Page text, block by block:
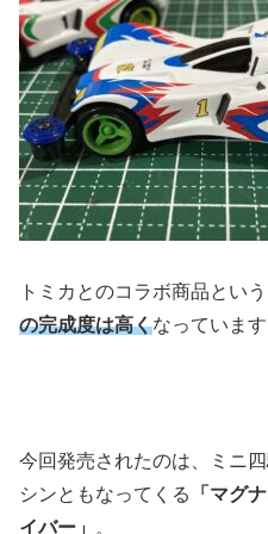
トミカとのコラボ商品という
の完成度は高くなっています
今回発売されたのは、ミニ
シンともなってくる
「マグ
イバー」
。